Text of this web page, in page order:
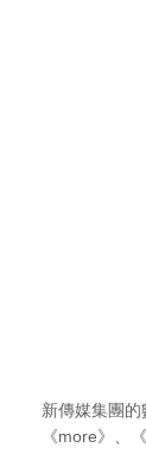
新傳媒集團
《more》